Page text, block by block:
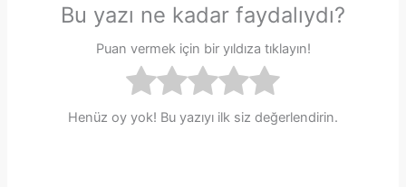
Bu yazı ne kadar faydalıydı?
Puan vermek için bir yıldıza tıklayın!
Henüz oy yok! Bu yazıyı ilk siz değerlendirin.